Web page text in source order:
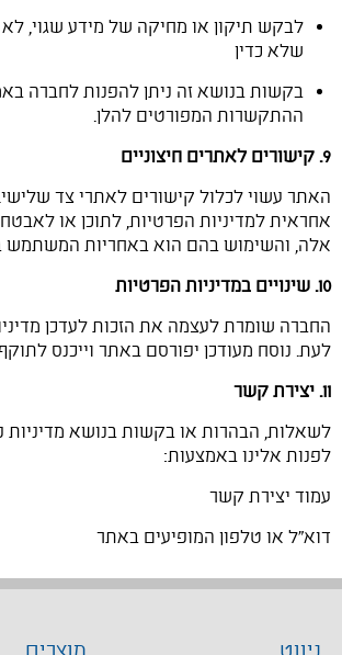
לבקש תיקון או מחיקה של מידע שגוי,
שלא כדין
בקשות בנושא זה ניתן להפנות לחברה
ההתקשרות המפורטים להלן.
9. קישורים לאתרים חיצוניים
האתר עשוי לכלול קישורים לאתרי צד
אחראית למדיניות הפרטיות, לתוכן או
אלה, והשימוש בהם הוא באחריות המשתמש
10. שינויים במדיניות הפרטיות
החברה שומרת לעצמה את הזכות לעדכן
לעת. נוסח מעודכן יפורסם באתר וייכנס
11. יצירת קשר
לשאלות, הבהרות או בקשות בנושא מדיניות
לפנות אלינו באמצעות:
עמוד יצירת קשר
דוא"ל או טלפון המופיעים באתר